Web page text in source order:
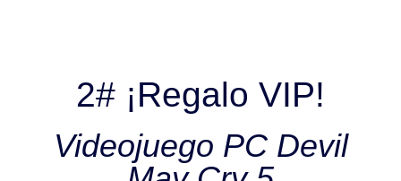
2# ¡Regalo VIP!
Videojuego PC Devil